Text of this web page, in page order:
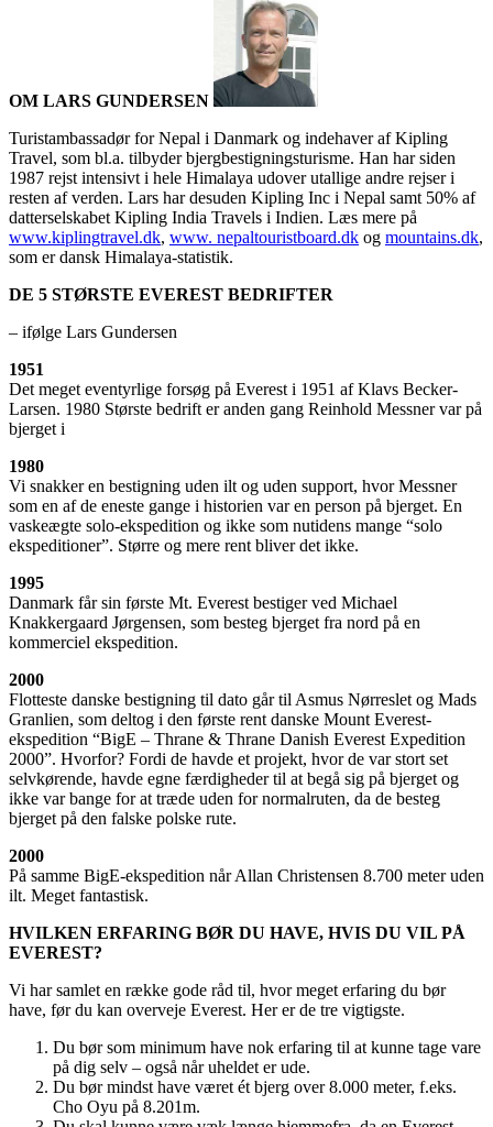
OM LARS GUNDERSEN
Turistambassadør for Nepal i Danmark og indehaver af Kipling
Travel, som bl.a. tilbyder bjergbestigningsturisme. Han har siden
1987 rejst intensivt i hele Himalaya udover utallige andre rejser i
resten af verden. Lars har desuden Kipling Inc i Nepal samt 50% af
datterselskabet Kipling India Travels i Indien. Læs mere på
www.kiplingtravel.dk, www. nepaltouristboard.dk og mountains.dk,
som er dansk Himalaya-statistik.
DE 5 STØRSTE EVEREST BEDRIFTER
– ifølge Lars Gundersen
1951
Det meget eventyrlige forsøg på Everest i 1951 af Klavs Becker-
Larsen. 1980 Største bedrift er anden gang Reinhold Messner var på
bjerget i
1980
Vi snakker en bestigning uden ilt og uden support, hvor Messner
som en af de eneste gange i historien var en person på bjerget. En
vaskeægte solo-ekspedition og ikke som nutidens mange “solo
ekspeditioner”. Større og mere rent bliver det ikke.
1995
Danmark får sin første Mt. Everest bestiger ved Michael
Knakkergaard Jørgensen, som besteg bjerget fra nord på en
kommerciel ekspedition.
2000
Flotteste danske bestigning til dato går til Asmus Nørreslet og Mads
Granlien, som deltog i den første rent danske Mount Everest-
ekspedition “BigE – Thrane & Thrane Danish Everest Expedition
2000”. Hvorfor? Fordi de havde et projekt, hvor de var stort set
selvkørende, havde egne færdigheder til at begå sig på bjerget og
ikke var bange for at træde uden for normalruten, da de besteg
bjerget på den falske polske rute.
2000
På samme BigE-ekspedition når Allan Christensen 8.700 meter uden
ilt. Meget fantastisk.
HVILKEN ERFARING BØR DU HAVE, HVIS DU VIL PÅ
EVEREST?
Vi har samlet en række gode råd til, hvor meget erfaring du bør
have, før du kan overveje Everest. Her er de tre vigtigste.
Du bør som minimum have nok erfaring til at kunne tage vare
på dig selv – også når uheldet er ude.
Du bør mindst have været ét bjerg over 8.000 meter, f.eks.
Cho Oyu på 8.201m.